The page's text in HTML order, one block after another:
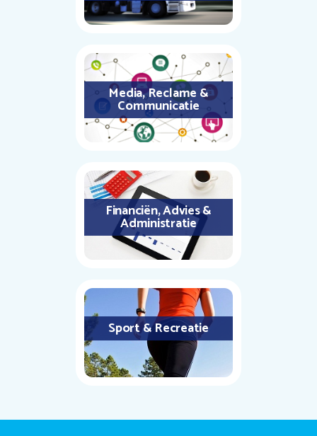
Media, Reclame &
Communicatie
Financiën, Advies &
Administratie
Sport & Recreatie